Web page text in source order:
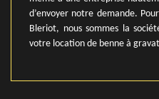
d’envoyer notre demande.
Bleriot, nous sommes la
votre location de benne à